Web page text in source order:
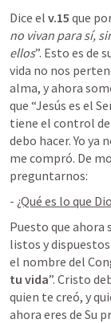
Dice el v.15 que
no vivan para sí,
ellos”. Esto es de
vida no nos
alma, y ahora
que “Jesús es el
tiene el control de
debo hacer. Yo ya
me compró. De
preguntarnos:
- ¿Qué es lo que
Puesto que ahora
listos y dispuestos
el nombre del
tu vida”. Cristo
quien te creó, y
ahora eres de Su